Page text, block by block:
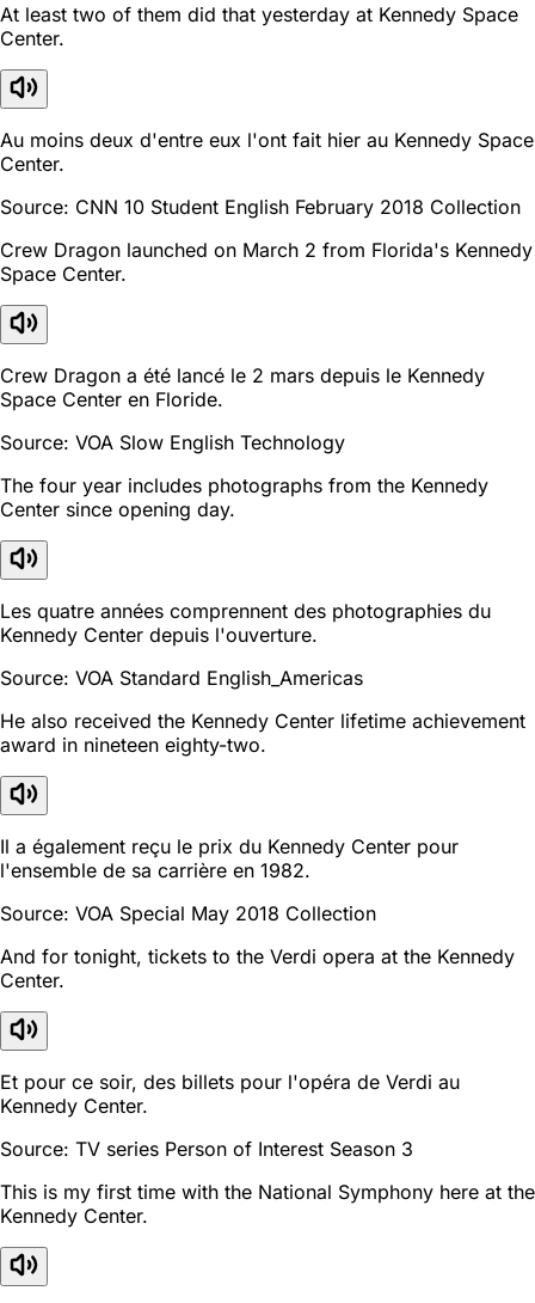
At least two of them did that yesterday at Kennedy Space
Center.
Au moins deux d'entre eux l'ont fait hier au Kennedy Space
Center.
Source: CNN 10 Student English February 2018 Collection
Crew Dragon launched on March 2 from Florida's Kennedy
Space Center.
Crew Dragon a été lancé le 2 mars depuis le Kennedy
Space Center en Floride.
Source: VOA Slow English Technology
The four year includes photographs from the Kennedy
Center since opening day.
Les quatre années comprennent des photographies du
Kennedy Center depuis l'ouverture.
Source: VOA Standard English_Americas
He also received the Kennedy Center lifetime achievement
award in nineteen eighty-two.
Il a également reçu le prix du Kennedy Center pour
l'ensemble de sa carrière en 1982.
Source: VOA Special May 2018 Collection
And for tonight, tickets to the Verdi opera at the Kennedy
Center.
Et pour ce soir, des billets pour l'opéra de Verdi au
Kennedy Center.
Source: TV series Person of Interest Season 3
This is my first time with the National Symphony here at the
Kennedy Center.